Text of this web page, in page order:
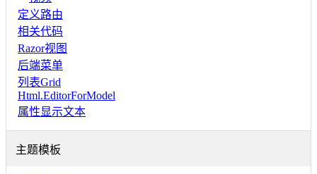
定义路由
相关代码
Razor视图
后端菜单
列表Grid
Html.EditorForModel
属性显示文本
主题模板